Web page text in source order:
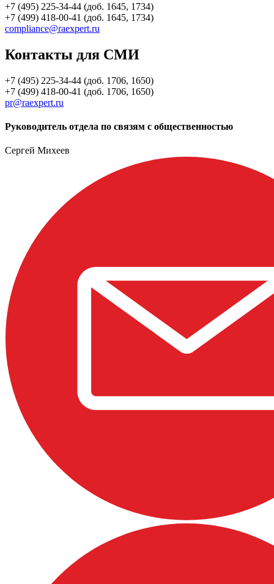
+7 (495) 225-34-44 (доб. 1645, 1734)
+7 (499) 418-00-41 (доб. 1645, 1734)
compliance@raexpert.ru
Контакты для СМИ
+7 (495) 225-34-44 (доб. 1706, 1650)
+7 (499) 418-00-41 (доб. 1706, 1650)
pr@raexpert.ru
Руководитель отдела по связям с общественностью
Сергей Михеев